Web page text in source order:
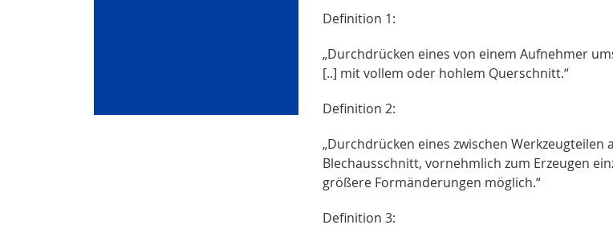
Definition 1:
„Durchdrücken eines von einem Aufnehmer
[..] mit vollem oder hohlem Querschnitt.“
Definition 2:
„Durchdrücken eines zwischen
Blechausschnitt, vornehmlich zum Erzeugen
größere Formänderungen möglich.“
Definition 3: